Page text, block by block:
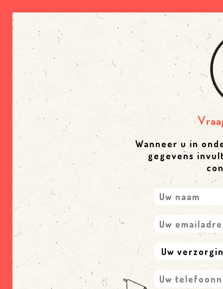
Wanneer u in
gegevens